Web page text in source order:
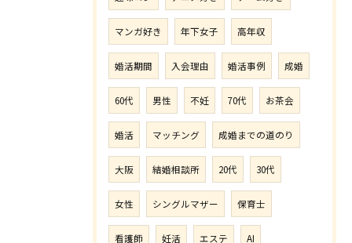
マンガ好き 年下女子 高年収
婚活期間 入会理由 婚活事例 成婚
60代 男性 不妊 70代 お茶会
婚活 マッチング 成婚までの道のり
大阪 結婚相談所 20代 30代
女性 シングルマザー 保育士
看護師 妊活 エステ AI